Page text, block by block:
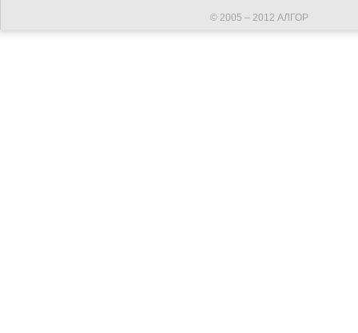
© 2005 – 2012 АЛГОР